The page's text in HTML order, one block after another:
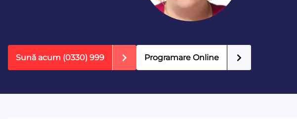
Sună acum (0330) 999 Programare Online